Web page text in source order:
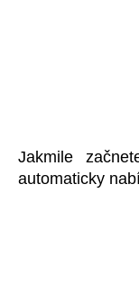
Jakmile
automaticky